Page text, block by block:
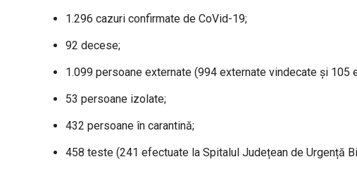
1.296 cazuri confirmate de CoVid-19;
92 decese;
1.099 persoane externate (994 externate vindecate și 105
53 persoane izolate;
432 persoane în carantină;
458 teste (241 efectuate la Spitalul Județean de Urgență